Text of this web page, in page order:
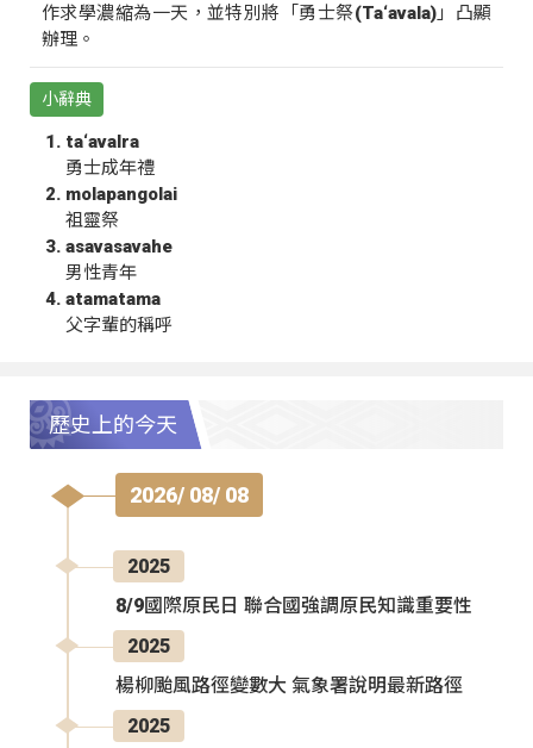
作求學濃縮為一天，並特別將「勇士祭(Ta‘avala)」凸顯
辦理。
小辭典
ta‘avalra
勇士成年禮
molapangolai
祖靈祭
asavasavahe
男性青年
atamatama
父字輩的稱呼
歷史上的今天
2026/ 08/ 08
2025
8/9國際原民日 聯合國強調原民知識重要性
2025
楊柳颱風路徑變數大 氣象署說明最新路徑
2025